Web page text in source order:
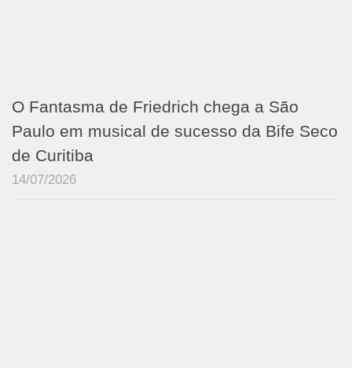
O Fantasma de Friedrich chega a São
Paulo em musical de sucesso da Bife Seco
de Curitiba
14/07/2026